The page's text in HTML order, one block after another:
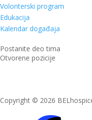
Volonterski program
Edukacija
Kalendar događaja
Postanite deo tima
Otvorene pozicije
Copyright © 2026